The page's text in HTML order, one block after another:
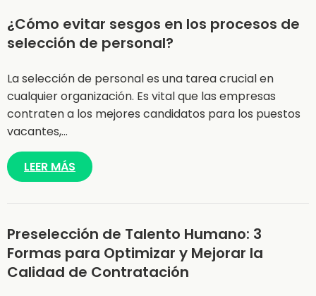
¿Cómo evitar sesgos en los procesos de
selección de personal?
La selección de personal es una tarea crucial en
cualquier organización. Es vital que las empresas
contraten a los mejores candidatos para los puestos
vacantes,…
LEER MÁS
Preselección de Talento Humano: 3
Formas para Optimizar y Mejorar la
Calidad de Contratación